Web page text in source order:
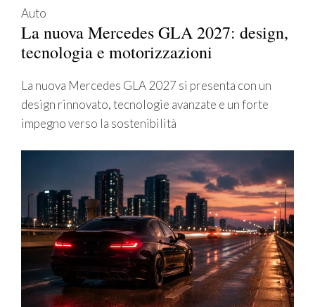
Auto
La nuova Mercedes GLA 2027: design,
tecnologia e motorizzazioni
La nuova Mercedes GLA 2027 si presenta con un
design rinnovato, tecnologie avanzate e un forte
impegno verso la sostenibilità